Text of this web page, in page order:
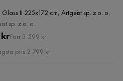
II 225x172 cm, Artgeist sp. z o. o.
sp. z o. o.
Pris
Original
Pris
Förr 3 599 kr
pris 2 799 kr